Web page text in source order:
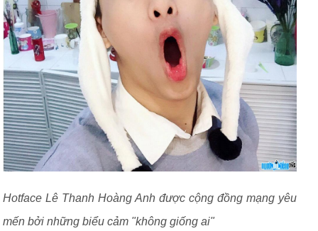
Hotface Lê Thanh Hoàng Anh được cộng đồng mạng yêu
mến bởi những biểu cảm "không giống ai"